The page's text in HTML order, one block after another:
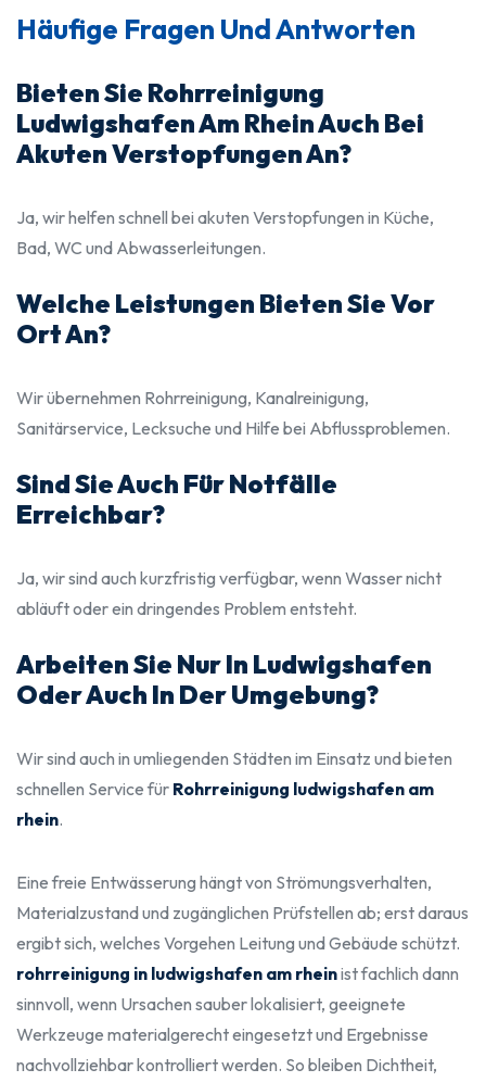
Häufige Fragen Und Antworten
Bieten Sie Rohrreinigung
Ludwigshafen Am Rhein Auch Bei
Akuten Verstopfungen An?
Ja, wir helfen schnell bei akuten Verstopfungen in Küche,
Bad, WC und Abwasserleitungen.
Welche Leistungen Bieten Sie Vor
Ort An?
Wir übernehmen Rohrreinigung, Kanalreinigung,
Sanitärservice, Lecksuche und Hilfe bei Abflussproblemen.
Sind Sie Auch Für Notfälle
Erreichbar?
Ja, wir sind auch kurzfristig verfügbar, wenn Wasser nicht
abläuft oder ein dringendes Problem entsteht.
Arbeiten Sie Nur In Ludwigshafen
Oder Auch In Der Umgebung?
Wir sind auch in umliegenden Städten im Einsatz und bieten
schnellen Service für Rohrreinigung ludwigshafen am
rhein.
Eine freie Entwässerung hängt von Strömungsverhalten,
Materialzustand und zugänglichen Prüfstellen ab; erst daraus
ergibt sich, welches Vorgehen Leitung und Gebäude schützt.
rohrreinigung in ludwigshafen am rheinist fachlich dann
sinnvoll, wenn Ursachen sauber lokalisiert, geeignete
Werkzeuge materialgerecht eingesetzt und Ergebnisse
nachvollziehbar kontrolliert werden. So bleiben Dichtheit,